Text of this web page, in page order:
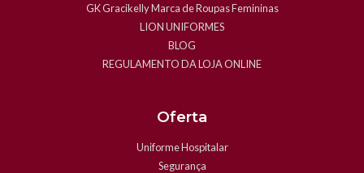
GK Gracikelly Marca de Roupas Femininas
LION UNIFORMES
BLOG
REGULAMENTO DA LOJA ONLINE
Oferta
Uniforme Hospitalar
Segurança